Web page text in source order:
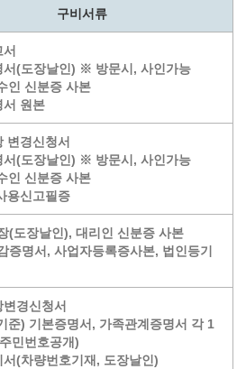
구비서류
서(도장날인) ※ 방문시, 사인가능
인 신분증 사본
서 원본
변경신청서
서(도장날인) ※ 방문시, 사인가능
인 신분증 사본
용신고필증
(도장날인), 대리인 신분증 사본
명서, 사업자등록증사본, 법인등기
경신청서
준) 기본증명서, 가족관계증명서 각 1
민번호공개)
서(차량번호기재, 도장날인)